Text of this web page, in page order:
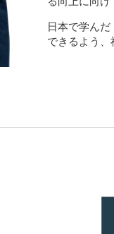
日本で学ん
できるよう